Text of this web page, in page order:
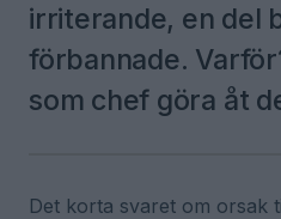
irriterande, en del
förbannade.
som chef göra åt
Det korta svaret om orsak